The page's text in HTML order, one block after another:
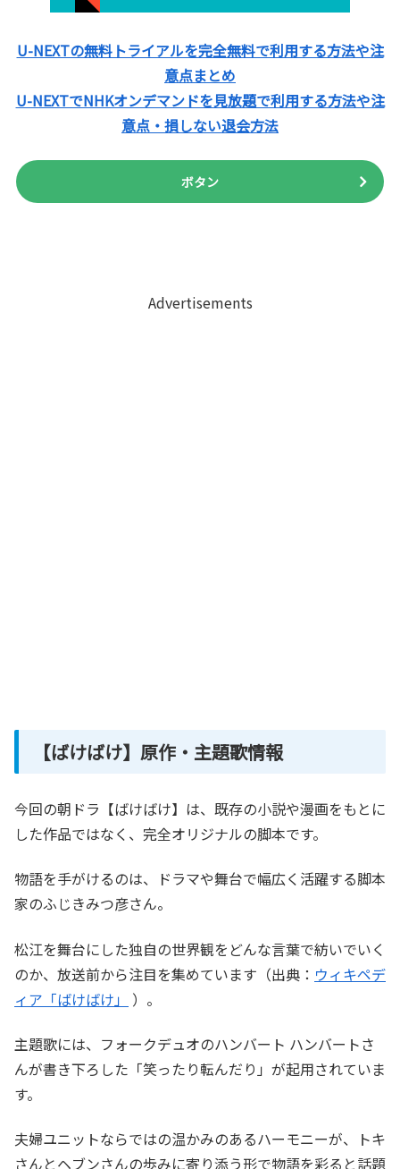
U-NEXTの無料トライアルを完全無料で利用する方法や注
意点まとめ
U-NEXTでNHKオンデマンドを見放題で利用する方法や注
意点・損しない退会方法
ボタン
Advertisements
【ばけばけ】原作・主題歌情報
今回の朝ドラ【ばけばけ】は、既存の小説や漫画をもとに
した作品ではなく、完全オリジナルの脚本です。
物語を手がけるのは、ドラマや舞台で幅広く活躍する脚本
家のふじきみつ彦さん。
松江を舞台にした独自の世界観をどんな言葉で紡いでいく
のか、放送前から注目を集めています（出典： ウィキペデ
ィア「ばけばけ」
）。
主題歌には、フォークデュオのハンバート ハンバートさ
んが書き下ろした「笑ったり転んだり」が起用されていま
す。
夫婦ユニットならではの温かみのあるハーモニーが、トキ
さんとヘブンさんの歩みに寄り添う形で物語を彩ると話題